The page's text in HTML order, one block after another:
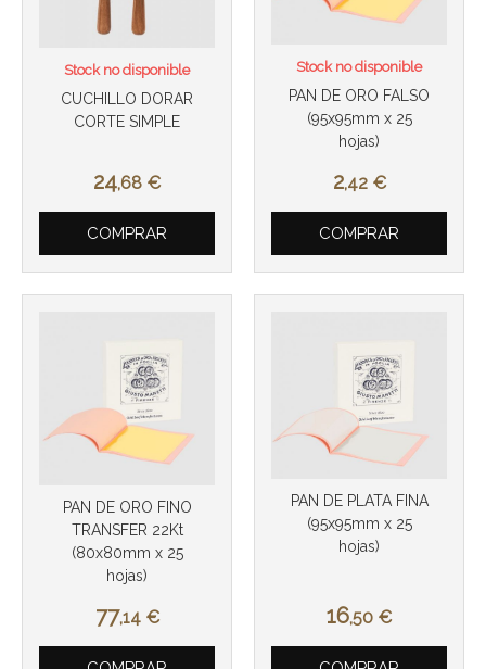
CUCHILLO DORAR
CORTE SIMPLE
24,68 €
Stock no disponible
COMPRAR
PAN DE ORO FALSO
(95x95mm x 25
hojas)
2,42 €
Stock no disponible
COMPRAR
PAN DE ORO FINO
TRANSFER 22Kt
(80x80mm x 25
hojas)
77,14 €
PAN DE PLATA FINA
(95x95mm x 25
hojas)
16,50 €